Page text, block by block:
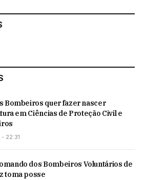
Bombeiros quer fazer nascer
em Ciências de Proteção Civil e
22:31
dos Bombeiros Voluntários de
toma posse